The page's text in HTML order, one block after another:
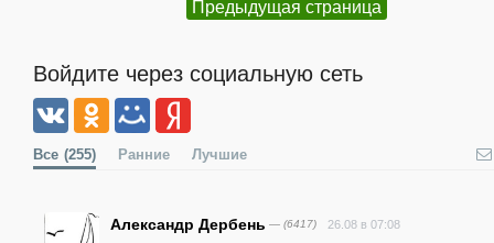
Предыдущая страница
Войдите через социальную сеть
Все (255) Ранние Лучшие
Александр Дербень — (6417) 26.08 в 07:08